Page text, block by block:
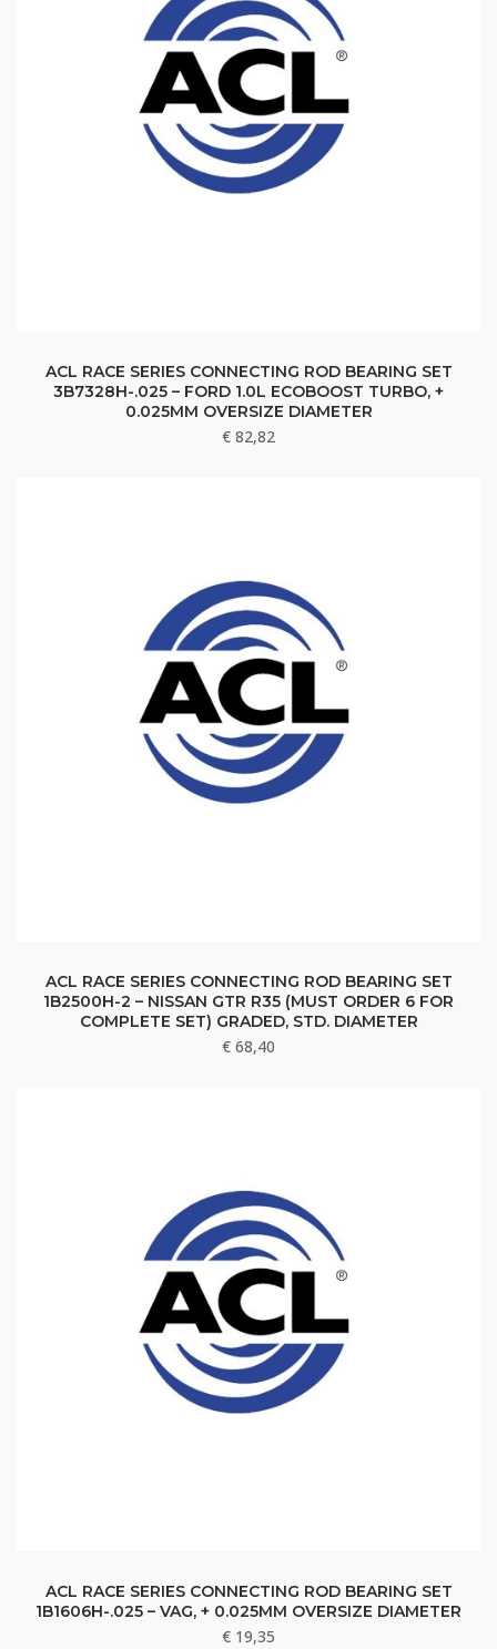
ACL RACE SERIES CONNECTING ROD BEARING SET
3B7328H-.025 – FORD 1.0L ECOBOOST TURBO, +
0.025MM OVERSIZE DIAMETER
€ 82,82
ACL RACE SERIES CONNECTING ROD BEARING SET
1B2500H-2 – NISSAN GTR R35 (MUST ORDER 6 FOR
COMPLETE SET) GRADED, STD. DIAMETER
€ 68,40
ACL RACE SERIES CONNECTING ROD BEARING SET
1B1606H-.025 – VAG, + 0.025MM OVERSIZE DIAMETER
€ 19,35